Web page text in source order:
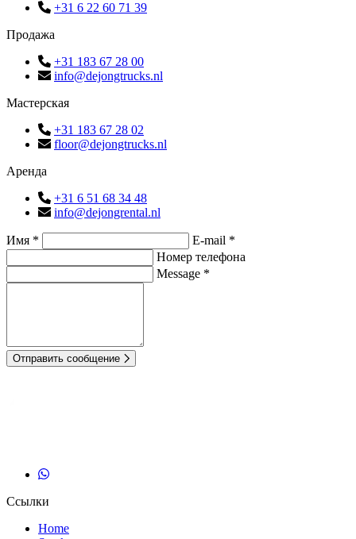
+31 6 22 60 71 39
Продажа
+31 183 67 28 00
info@dejongtrucks.nl
Мастерская
+31 183 67 28 02
floor@dejongtrucks.nl
Аренда
+31 6 51 68 34 48
info@dejongrental.nl
Имя *
E-mail *
Номер телефона
Message *
Отправить сообщение
Ссылки
Home